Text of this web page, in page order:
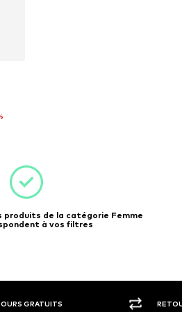
produits de la catégorie Femme
à vos filtres
30 JOURS LARGE